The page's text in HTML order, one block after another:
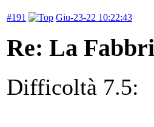
#191 Giu-23-22 10:22:43
Re: La
Difficoltà 7.5: